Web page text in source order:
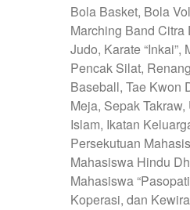
Bola Basket, Bola
Marching Band Citra
Judo, Karate
Pencak Silat,
Baseball, Tae Kwon
Meja, Sepak
Islam, Ikatan
Persekutuan
Mahasiswa Hindu
Mahasiswa
Koperasi, dan